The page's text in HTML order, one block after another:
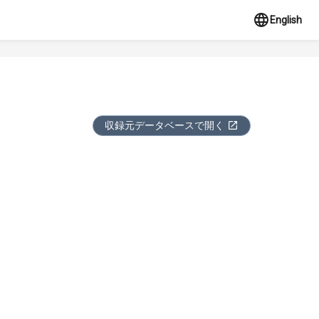
English
収録元データベースで開く